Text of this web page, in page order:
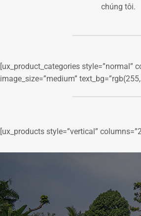
chúng tôi.
[ux_product_categories style=”normal”
image_size=”medium”
[ux_products style=”vertical”